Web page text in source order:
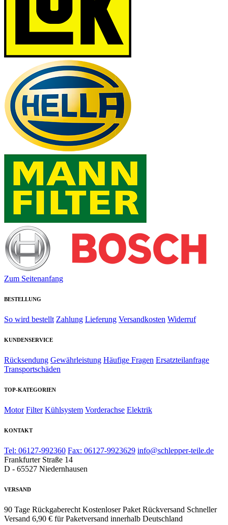
Zum Seitenanfang
BESTELLUNG
So wird bestellt Zahlung Lieferung Versandkosten Widerruf
KUNDENSERVICE
Rücksendung Gewährleistung Häufige Fragen Ersatzteilanfrage
Transportschäden
TOP-KATEGORIEN
Motor Filter Kühlsystem Vorderachse Elektrik
KONTAKT
Tel: 06127-992360 Fax: 06127-9923629 info@schlepper-teile.de
Frankfurter Straße 14
D - 65527 Niedernhausen
VERSAND
90 Tage Rückgaberecht Kostenloser Paket Rückversand Schneller
Versand 6,90 € für Paketversand innerhalb Deutschland